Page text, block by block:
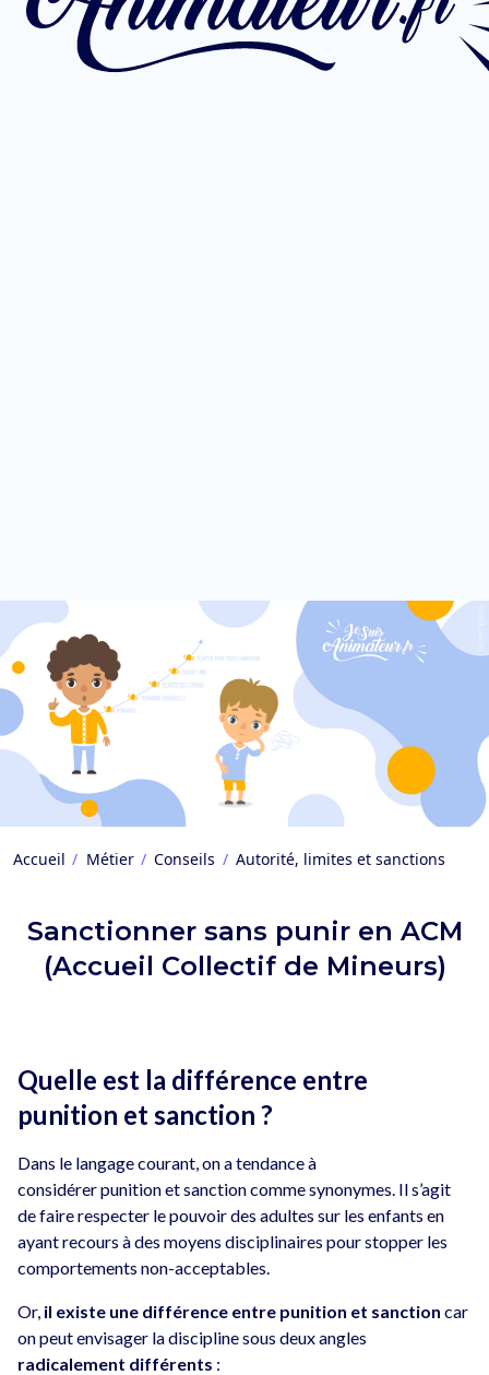
Accueil Métier Conseils Autorité, limites et sanctions
Sanctionner sans punir en ACM
(Accueil Collectif de Mineurs)
Quelle est la différence entre
punition et sanction ?
Dans le langage courant, on a tendance à
considérer punition et sanction comme synonymes. Il s’agit
de faire respecter le pouvoir des adultes sur les enfants en
ayant recours à des moyens disciplinaires pour stopper les
comportements non-acceptables.
Or, il existe une différence entre punition et sanction car
on peut envisager la discipline sous deux angles
radicalement différents :